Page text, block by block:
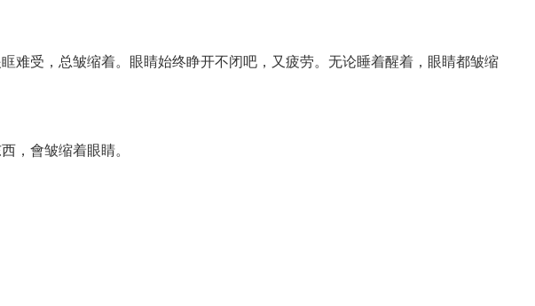
难受，总皱缩着。眼睛始终睁开不闭吧，又疲劳。 无论睡着醒着，眼睛都皱缩
，會皱缩着眼睛。